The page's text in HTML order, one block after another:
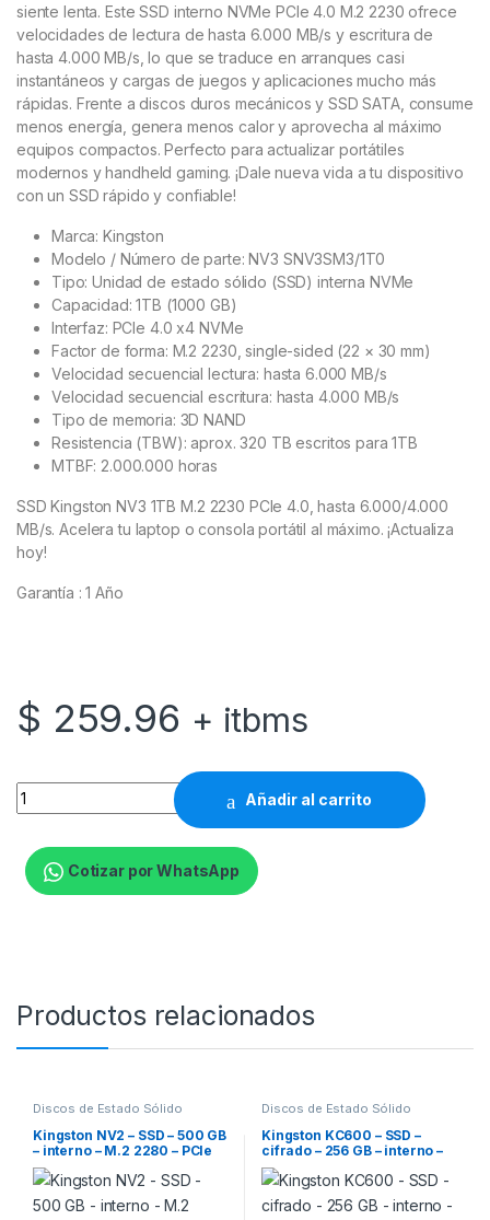
siente lenta. Este SSD interno NVMe PCIe 4.0 M.2 2230 ofrece
velocidades de lectura de hasta 6.000 MB/s y escritura de
hasta 4.000 MB/s, lo que se traduce en arranques casi
instantáneos y cargas de juegos y aplicaciones mucho más
rápidas. Frente a discos duros mecánicos y SSD SATA, consume
menos energía, genera menos calor y aprovecha al máximo
equipos compactos. Perfecto para actualizar portátiles
modernos y handheld gaming. ¡Dale nueva vida a tu dispositivo
con un SSD rápido y confiable!
Marca: Kingston
Modelo / Número de parte: NV3 SNV3SM3/1T0
Tipo: Unidad de estado sólido (SSD) interna NVMe
Capacidad: 1TB (1000 GB)
Interfaz: PCIe 4.0 x4 NVMe
Factor de forma: M.2 2230, single-sided (22 × 30 mm)
Velocidad secuencial lectura: hasta 6.000 MB/s
Velocidad secuencial escritura: hasta 4.000 MB/s
Tipo de memoria: 3D NAND
Resistencia (TBW): aprox. 320 TB escritos para 1TB
MTBF: 2.000.000 horas
SSD Kingston NV3 1TB M.2 2230 PCIe 4.0, hasta 6.000/4.000
MB/s. Acelera tu laptop o consola portátil al máximo. ¡Actualiza
hoy!
Garantía : 1 Año
$ 259.96 + itbms
Kingston - Internal hard drive - 1000 GB - M.2 2230 - Solid
Añadir al carrito
Cotizar por WhatsApp
Productos relacionados
Discos de Estado Sólido
Kingston NV2 – SSD – 500 GB
– interno – M.2 2280 – PCIe
4.0 x4 (NVMe) – para Intel
Next Unit of Computing 12
Pro Kit – NUC12WSKi5
Discos de Estado Sólido
Kingston KC600 – SSD –
cifrado – 256 GB – interno –
2.5″ – SATA 6Gb/s – AES de
256 bits – TCG Opal
Encryption, Self-Encrypting
Drive (SED)